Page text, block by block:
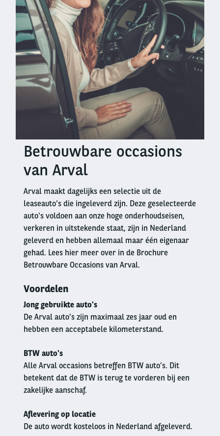
Right
columnBetrouwbare occasions
van Arval
Arval maakt dagelijks een selectie uit de
leaseauto's die ingeleverd zijn. Deze geselecteerde
auto's voldoen aan onze hoge onderhoudseisen,
verkeren in uitstekende staat, zijn in Nederland
geleverd en hebben allemaal maar één eigenaar
gehad. Lees hier meer over in de Brochure
Betrouwbare Occasions van Arval.
Voordelen
Jong gebruikte auto's
De Arval auto’s zijn maximaal zes jaar oud en
hebben een acceptabele kilometerstand.
BTW auto's
Alle Arval occasions betreffen BTW auto’s. Dit
betekent dat de BTW is terug te vorderen bij een
zakelijke aanschaf.
Aflevering op locatie
De auto wordt kosteloos in Nederland afgeleverd.